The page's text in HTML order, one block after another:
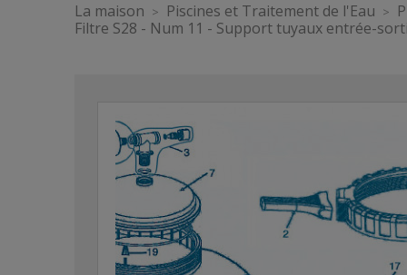
La maison Piscines et Traitement de l'Eau
Filtre S28 - Num 11 - Support tuyaux entrée-